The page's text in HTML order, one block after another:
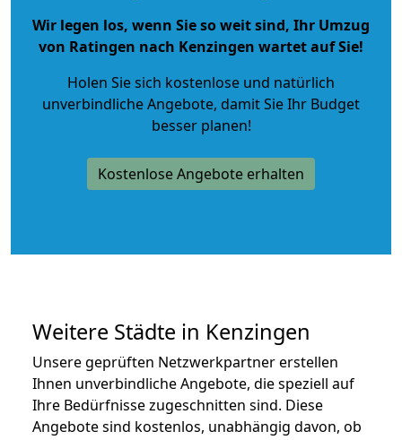
Wir legen los, wenn Sie so weit sind, Ihr Umzug
von Ratingen nach Kenzingen wartet auf Sie!
Holen Sie sich kostenlose und natürlich
unverbindliche Angebote, damit Sie Ihr Budget
besser planen!
Kostenlose Angebote erhalten
Weitere Städte in Kenzingen
Unsere geprüften Netzwerkpartner erstellen
Ihnen unverbindliche Angebote, die speziell auf
Ihre Bedürfnisse zugeschnitten sind. Diese
Angebote sind kostenlos, unabhängig davon, ob